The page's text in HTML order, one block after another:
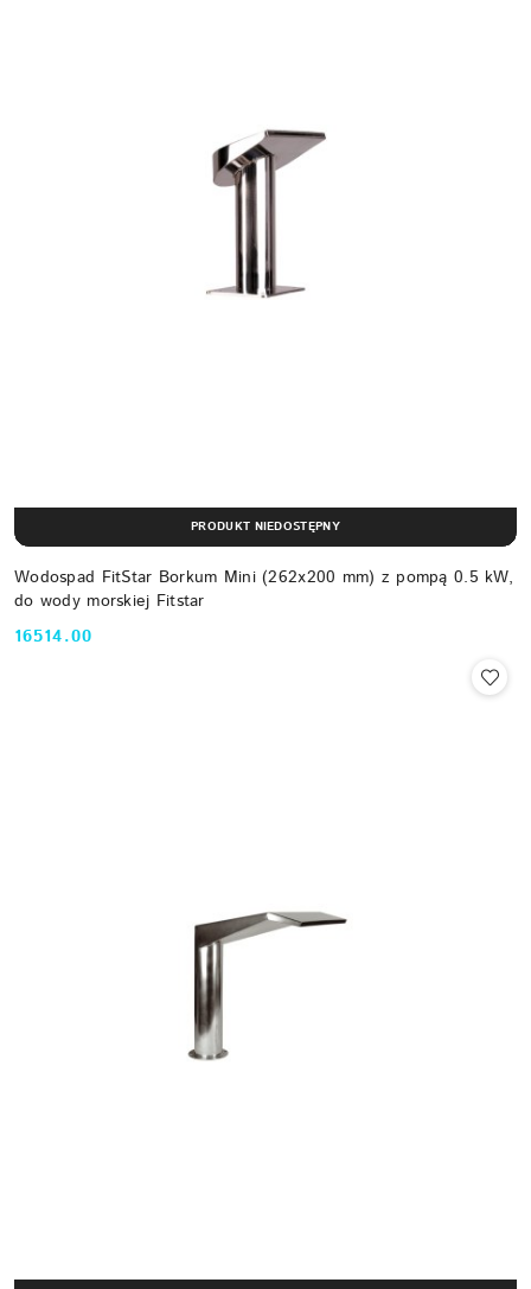
Wodospad FitStar Borkum Mini (262x200 mm) z pompą 0.5 kW,
do wody morskiej Fitstar
Cena:
16514.00
PRODUKT NIEDOSTĘPNY